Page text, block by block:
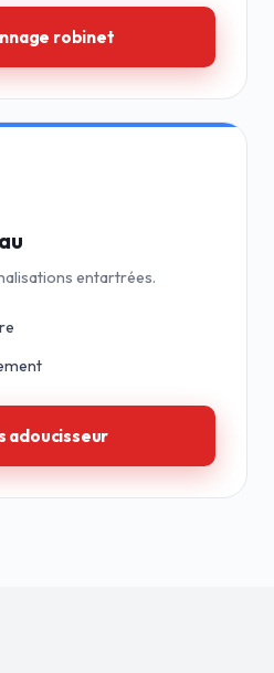
robinet
entartrées.
adoucisseur